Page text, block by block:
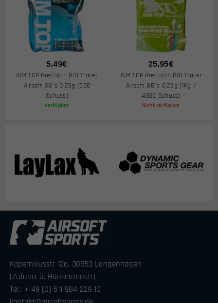
5,49€
AIM TOP Precision BIO Tracer
Airsoft BB´s 0.23g (500
Schuss)
verfügbar
25,95€
AIM TOP Precision BIO Tracer
Airsoft BB´s 0.23g (1Kg /
4300 Schuss)
Nicht verfügbar
Kopernikusstr 12a, 30853 Langenhagen
(Zufahrt ü. Hanseatenstr)
Tel.: + 49 [0] 511 984 229 10